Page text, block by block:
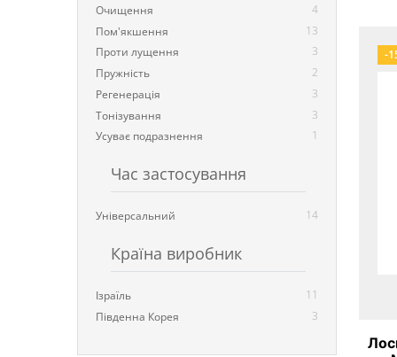
Очищення
4
Пом'якшення
13
Проти лущення
3
Пружність
2
Регенерація
3
Тонізування
3
Усуває подразнення
1
Час застосування
Універсальний 14
Країна виробник
Ізраїль
11
Південна Корея
3
-